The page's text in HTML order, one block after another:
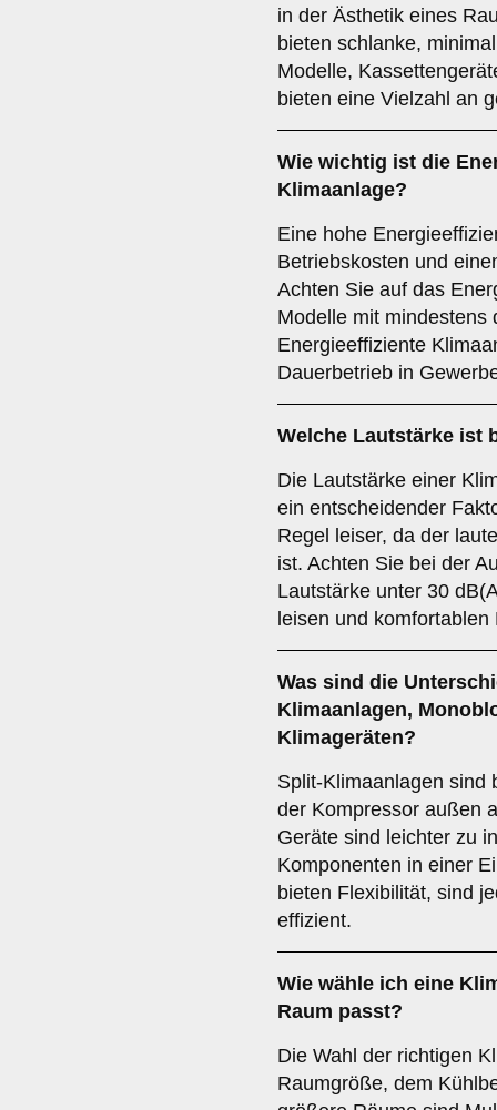
in der Ästhetik eines
bieten schlanke,
Modelle,
bieten eine Vielzahl an
Wie wichtig ist die
Klimaanlage?
Eine hohe
Betriebskosten und
Achten Sie auf das
Modelle mit mindestens
Energieeffiziente
Dauerbetrieb in
Welche Lautstärke ist
Die Lautstärke einer
ein entscheidender
Regel leiser, da der
ist. Achten Sie bei der
Lautstärke unter 30
leisen und
Was sind die
Klimaanlagen,
Klimageräten?
Split-Klimaanlagen sind
der Kompressor außen
Geräte sind leichter zu
Komponenten in einer
bieten Flexibilität, sind
effizient.
Wie wähle ich eine
Raum passt?
Die Wahl der richtigen
Raumgröße, dem